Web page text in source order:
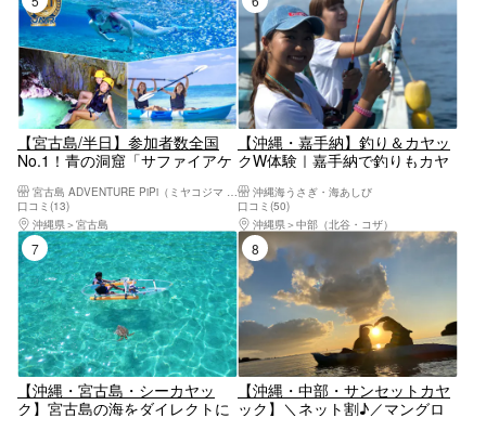
【宮古島/半日】参加者数全国
No.1！青の洞窟「サファイアケ
プキン鍾乳洞探検｜高画質写
真・送迎・機材全て込み
宮古島 ADVENTURE PiPi（ミヤコジマ アドベンチャー ピピ）
口コミ(13)
沖縄県
宮古島
【沖縄・嘉手納】釣り＆カヤッ
クW体験｜嘉手納で釣りもカヤ
社船2艇（海うさぎ丸・さん
ご）で出航★釣った魚は食堂で
調理OK★3歳〜可・写真データ
無料
沖縄海うさぎ・海あしび
口コミ(50)
沖縄県
中部（北谷・コザ）
7位
【沖縄・宮古島・シーカヤッ
ク】宮古島の海をダイレクトに
8位
【沖縄・中部・サンセットカヤ
ック】＼ネット割♪／マングロ